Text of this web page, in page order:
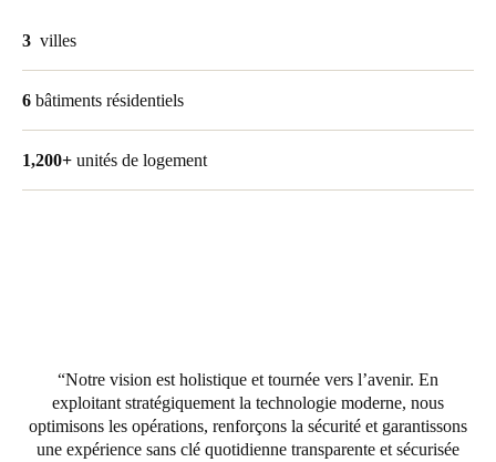
Netherlands
Belgium
Português
Italy
3 villes
6 bâtiments résidentiels
1,200+ unités de logement
Notre vision est holistique et tournée vers l’avenir. En
exploitant stratégiquement la technologie moderne, nous
optimisons les opérations, renforçons la sécurité et garantissons
une expérience sans clé quotidienne transparente et sécurisée